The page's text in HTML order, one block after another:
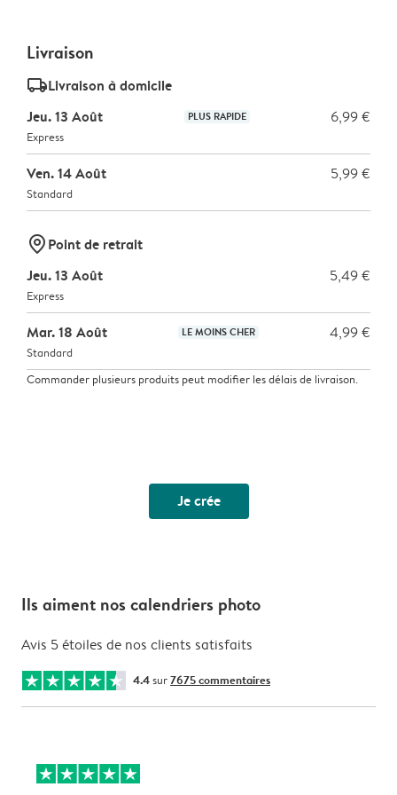
Livraison
delivery_standard_v2Livraison à domicile
Jeu. 13 Août
PLUS RAPIDE 6,99 €
Express
Ven. 14 Août 5,99 €
Standard
marker-pinPoint de retrait
Jeu. 13 Août
5,49 €
Express
Mar. 18 Août LE MOINS CHER 4,99 €
Standard
Commander plusieurs produits peut modifier les délais de livraison.
Je crée
Ils aiment nos calendriers photo
Avis 5 étoiles de nos clients satisfaits
4.4sur7675 commentaires